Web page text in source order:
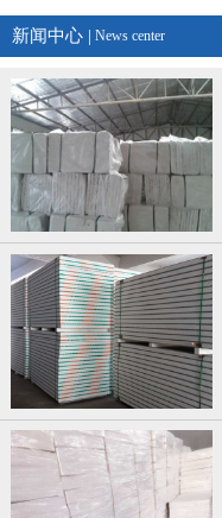
新闻中心 | News center